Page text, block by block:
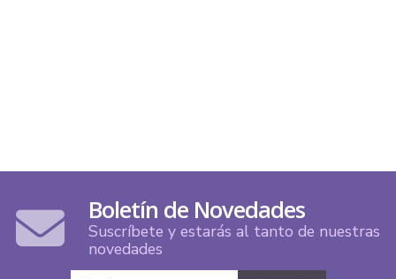
Boletín de Novedades
Suscríbete y estarás al tanto de nuestras
novedades